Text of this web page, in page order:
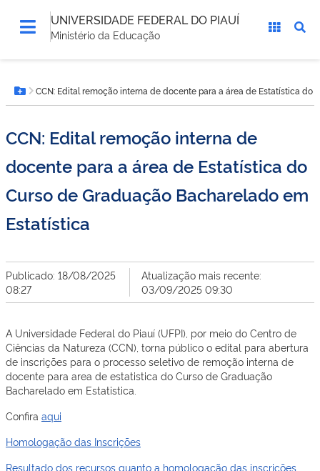
UNIVERSIDADE FEDERAL DO PIAUÍ
Ministério da Educação
está
aqui:Botão Menu
CCN: Edital remoção interna de docente para a área de Estatística do
CCN: Edital remoção interna de
docente para a área de Estatística do
Curso de Graduação Bacharelado em
Estatística
Publicado: 18/08/2025
08:27
Atualização mais recente:
03/09/2025 09:30
A Universidade Federal do Piauí (UFPI), por meio do Centro de
Ciências da Natureza (CCN), torna público o edital para abertura
de inscrições para o processo seletivo de remoção interna de
docente para area de estatistica do Curso de Graduação
Bacharelado em Estatistica.
Confira aqui
Homologação das Inscrições
Resultado dos recursos quanto a homologação das inscrições